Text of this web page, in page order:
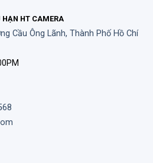
HẠN HT CAMERA
Cầu Ông Lãnh, Thành Phố Hồ Chí